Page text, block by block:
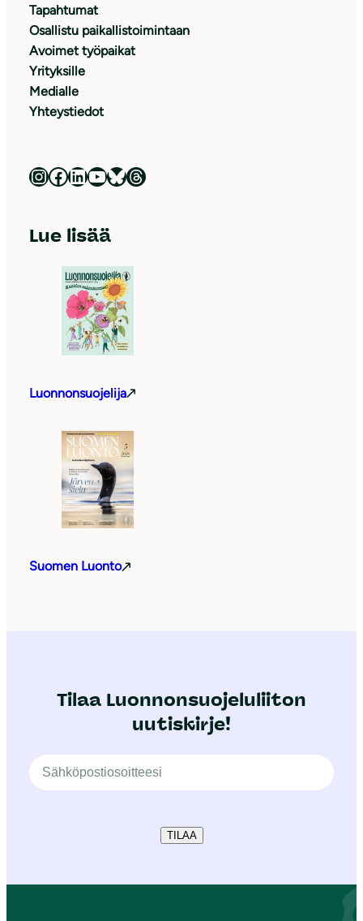
Tapahtumat
Osallistu paikallistoimintaan
Avoimet työpaikat
Yrityksille
Medialle
Yhteystiedot
Luonnonsuojeluliitto Instagramissa Luonnonsuojeluliitto Facebookissa Luonnonsuojeluliitto LinkedInissä Luonnonsuojeluliiton YouTube-kanava Luonnonsuojeluliitto Blueskyssa Luonnonsuojeluliitto Threadsissa
Lue lisää
Luonnonsuojelija
Suomen Luonto
Tilaa Luonnonsuojeluliiton
uutiskirje!
TILAA